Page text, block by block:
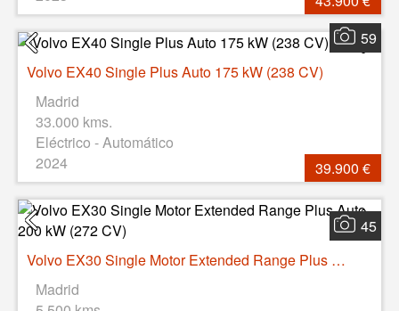
59
Volvo EX40 Single Plus Auto 175 kW (238 CV)
Madrid
33.000 kms.
Eléctrico - Automático
2024
39.900 €
45
Volvo EX30 Single Motor Extended Range Plus Auto 200 kW (272 CV)
Madrid